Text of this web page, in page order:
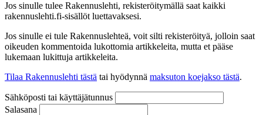
Jos sinulle tulee Rakennuslehti, rekisteröitymällä saat kaikki
rakennuslehti.fi-sisällöt luettavaksesi.
Jos sinulle ei tule Rakennuslehteä, voit silti rekisteröityä, jolloin saat
oikeuden kommentoida lukottomia artikkeleita, mutta et pääse
lukemaan lukittuja artikkeleita.
Tilaa Rakennuslehti tästä tai hyödynnä maksuton koejakso tästä.
Sähköposti tai käyttäjätunnus
Salasana